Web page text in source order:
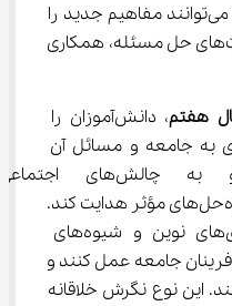
پروژه‌های گروهی و فردی، آن‌ها می‌توانند مفاهیم جدید را
در عمل پیاده‌سازی کنند و مهارت‌های حل مسئله، همکاری
هفتم
، دانش‌آموزان را
می‌کند تا دید خلاقانه‌تری به جامعه و مسائل آن
داشته باشند. نگاهی نو به
می‌تواند آن‌ها را به سمت ابداع راه‌حل‌های مؤثر هدایت کند.
دانش‌آموزان با یادگیری فناوری‌های نوین و شیوه‌های
تغییرآفرینان جامعه عمل کنند و
این نوع نگرش خلاقانه